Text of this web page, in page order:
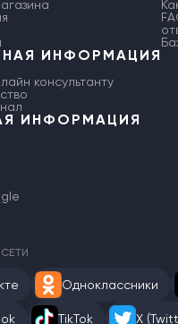
ИНФОРМАЦИЯ
консультанту
ИНФОРМАЦИЯ
Одноклассники
TikTok X